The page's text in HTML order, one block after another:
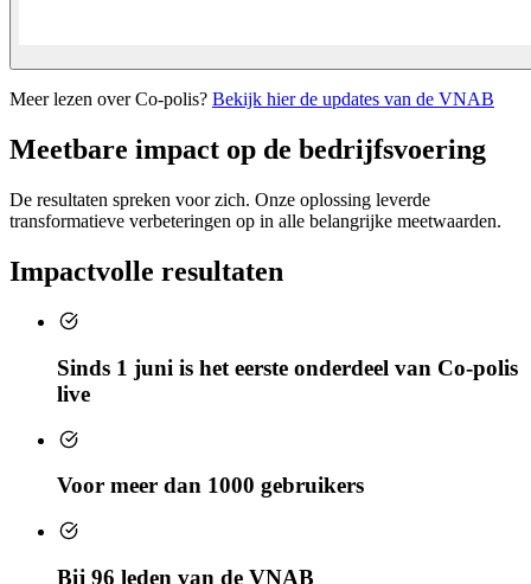
Meer lezen over Co-polis? Bekijk hier de updates van de VNAB
Meetbare impact op de bedrijfsvoering
De resultaten spreken voor zich. Onze oplossing leverde
transformatieve verbeteringen op in alle belangrijke meetwaarden.
Impactvolle resultaten
Sinds 1 juni is het eerste onderdeel van Co-polis
live
Voor meer dan 1000 gebruikers
Bij 96 leden van de VNAB